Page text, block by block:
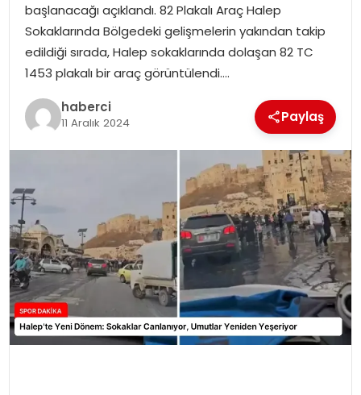
SPOR
TEKNOLOJI
YAŞAM
başlanacağı açıklandı. 82 Plakalı Araç Halep
Sokaklarında Bölgedeki gelişmelerin yakından takip
edildiği sırada, Halep sokaklarında dolaşan 82 TC
1453 plakalı bir araç görüntülendi….
haberci
11 Aralık 2024 Paylaş